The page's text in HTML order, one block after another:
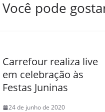
Você pode
Carrefour realiza live
em celebração às
Festas Juninas
24 de junho de 2020